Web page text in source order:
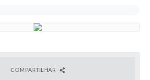
COMPARTILHAR